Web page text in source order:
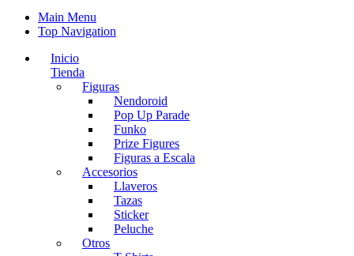
Main Menu
Top Navigation
Inicio
Tienda
Figuras
Nendoroid
Pop Up Parade
Funko
Prize Figures
Figuras a Escala
Accesorios
Llaveros
Tazas
Sticker
Peluche
Otros